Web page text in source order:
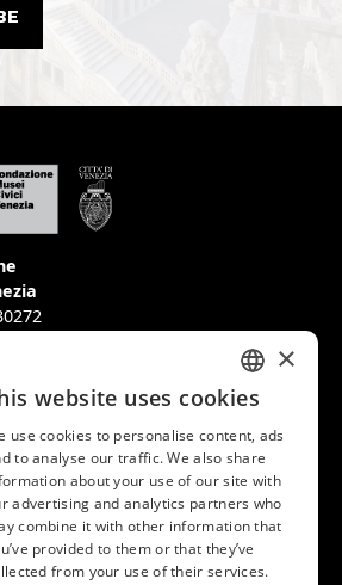
rights
ITALIAN
ENGLISH
SPANISH
GERMAN
FRENCH
×
website uses cookies
use cookies to personalise content, ads
to analyse our traffic. We also share
about your use of our site with
advertising and analytics partners who
combine it with other information that
provided to them or that they’ve
from your use of their services.